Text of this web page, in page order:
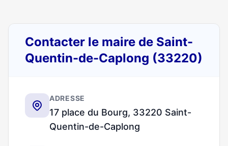
Contacter le maire de Saint-
Quentin-de-Caplong (33220)
ADRESSE
17 place du Bourg, 33220 Saint-
Quentin-de-Caplong